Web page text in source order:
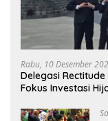
Rabu, 10 Desember
Delegasi Rectitude
Fokus Investasi